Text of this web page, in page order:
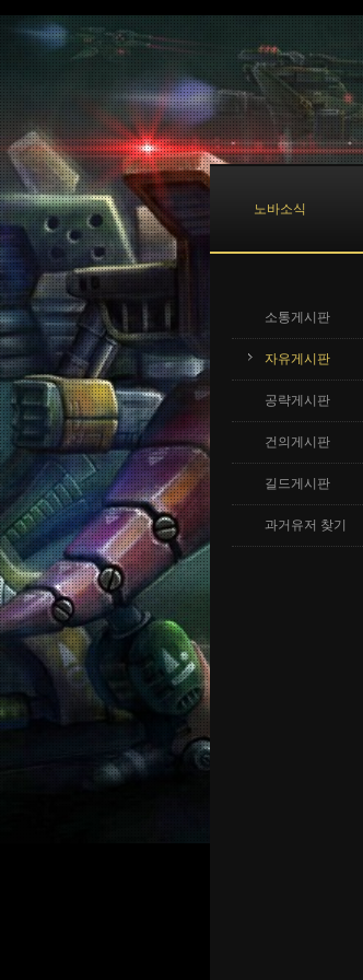
노바소식
소통게시판
자유게시판
공략게시판
건의게시판
길드게시판
과거유저 찾기
Sketchbook5, 스케치북5
Sketchbook5, 스케치북5